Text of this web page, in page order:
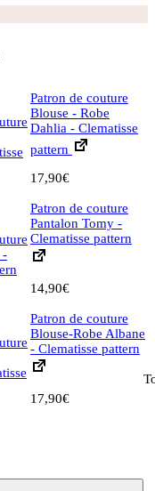
Patron de couture
Blouse - Robe
Dahlia - Clematisse
pattern
17,90€
Patron de couture
Pantalon Tomy -
Clematisse pattern
14,90€
Patron de couture
Blouse-Robe Albane
- Clematisse pattern
17,90€